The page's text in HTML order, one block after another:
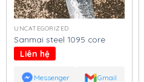
UNCATEGORIZED
Sanmai steel 1095 core
Liên hệ
Messenger Gmail